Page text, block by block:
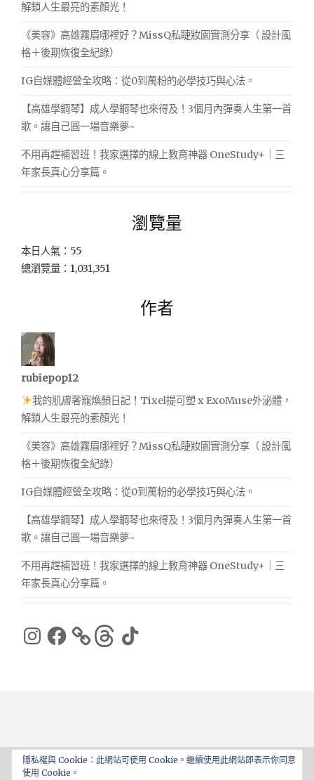
解鎖人生最亮的素顏光！
《美容》高雄霧眉哪裡好？MissQ私睫妝園實測分享（ 設計風
格＋後期恢復全紀錄）
IG自媒體經營全攻略：從0到萬粉的必學技巧與心法。
【高雄學鋼琴】成人學鋼琴也來得及！3個月內彈奏人生第一首
歌。讓自己圓一場音樂夢~
不用再趕補習班！我家選擇的線上教育神器 OneStudy+｜三
年家長真心分享篇。
瀏覽量
本日人氣：55
總瀏覽量：1,031,351
作者
rubiepop12
我的肌膚奢寵煥顏日記！Tixel提可塑 x ExoMuse外泌體，
解鎖人生最亮的素顏光！
《美容》高雄霧眉哪裡好？MissQ私睫妝園實測分享（ 設計風
格＋後期恢復全紀錄）
IG自媒體經營全攻略：從0到萬粉的必學技巧與心法。
【高雄學鋼琴】成人學鋼琴也來得及！3個月內彈奏人生第一首
歌。讓自己圓一場音樂夢~
不用再趕補習班！我家選擇的線上教育神器 OneStudy+｜三
年家長真心分享篇。
Instagram
Facebook ThreadsTikTok
隱私權與 Cookie：此網站可使用 Cookie。繼續使用此網站即表示你同意
使用 Cookie。